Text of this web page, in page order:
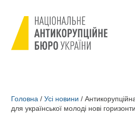
Головна / Усі новини /
для української молоді нові горизонти